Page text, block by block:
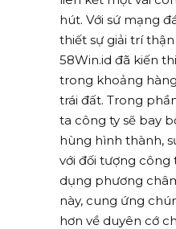
hút. Với sứ mạng
thiết sự giải trí
58Win.id đã kiến
trong khoảng
trái đất. Trong
ta công ty sẽ bay
hùng hình thành,
với đối tượng
dụng phương
này, cung ứng
hơn về duyên cớ